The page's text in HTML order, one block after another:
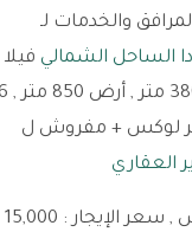
والخدمات لـ
الساحل الشمالي
لوكس + مفروش ل
العقاري